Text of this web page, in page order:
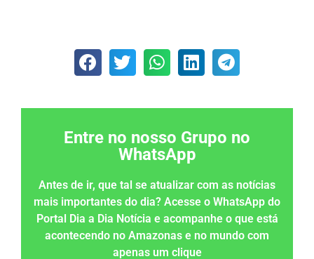
Entre no nosso Grupo no
WhatsApp
Antes de ir, que tal se atualizar com as notícias
mais importantes do dia? Acesse o WhatsApp do
Portal Dia a Dia Notícia e acompanhe o que está
acontecendo no Amazonas e no mundo com
apenas um clique